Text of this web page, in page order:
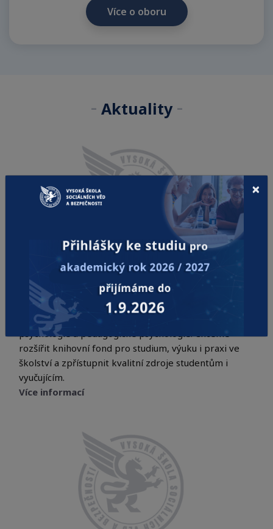
Více o oboru
- Aktuality -
Rozšiřujeme knihovnu WSNSB
02.02.2026
Zahajujeme sbírku odborných knih z oblasti
psychologie a pedagogické psychologie. Chceme
rozšířit knihovní fond pro studium, výuku i praxi ve
školství a zpřístupnit kvalitní zdroje studentům i
vyučujícím.
Více informací
×